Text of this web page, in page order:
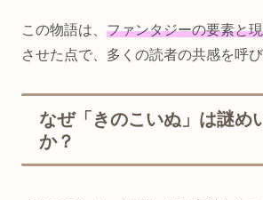
この物語は、 ファンタジーの要素と
させた点で、多くの読者の共感を呼び
なぜ「きのこいぬ」は謎め
か？